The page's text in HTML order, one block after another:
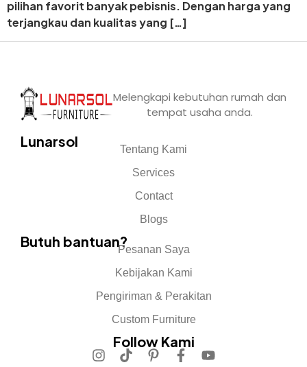
pilihan favorit banyak pebisnis. Dengan harga yang
terjangkau dan kualitas yang […]
Melengkapi kebutuhan rumah dan
tempat usaha anda.
Lunarsol
Tentang Kami
Services
Contact
Blogs
Butuh bantuan?Pesanan Saya
Kebijakan Kami
Pengiriman & Perakitan
Custom Furniture
Follow Kami